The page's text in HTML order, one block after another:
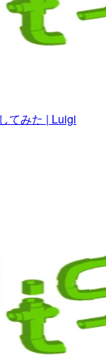
てみた | Luigi